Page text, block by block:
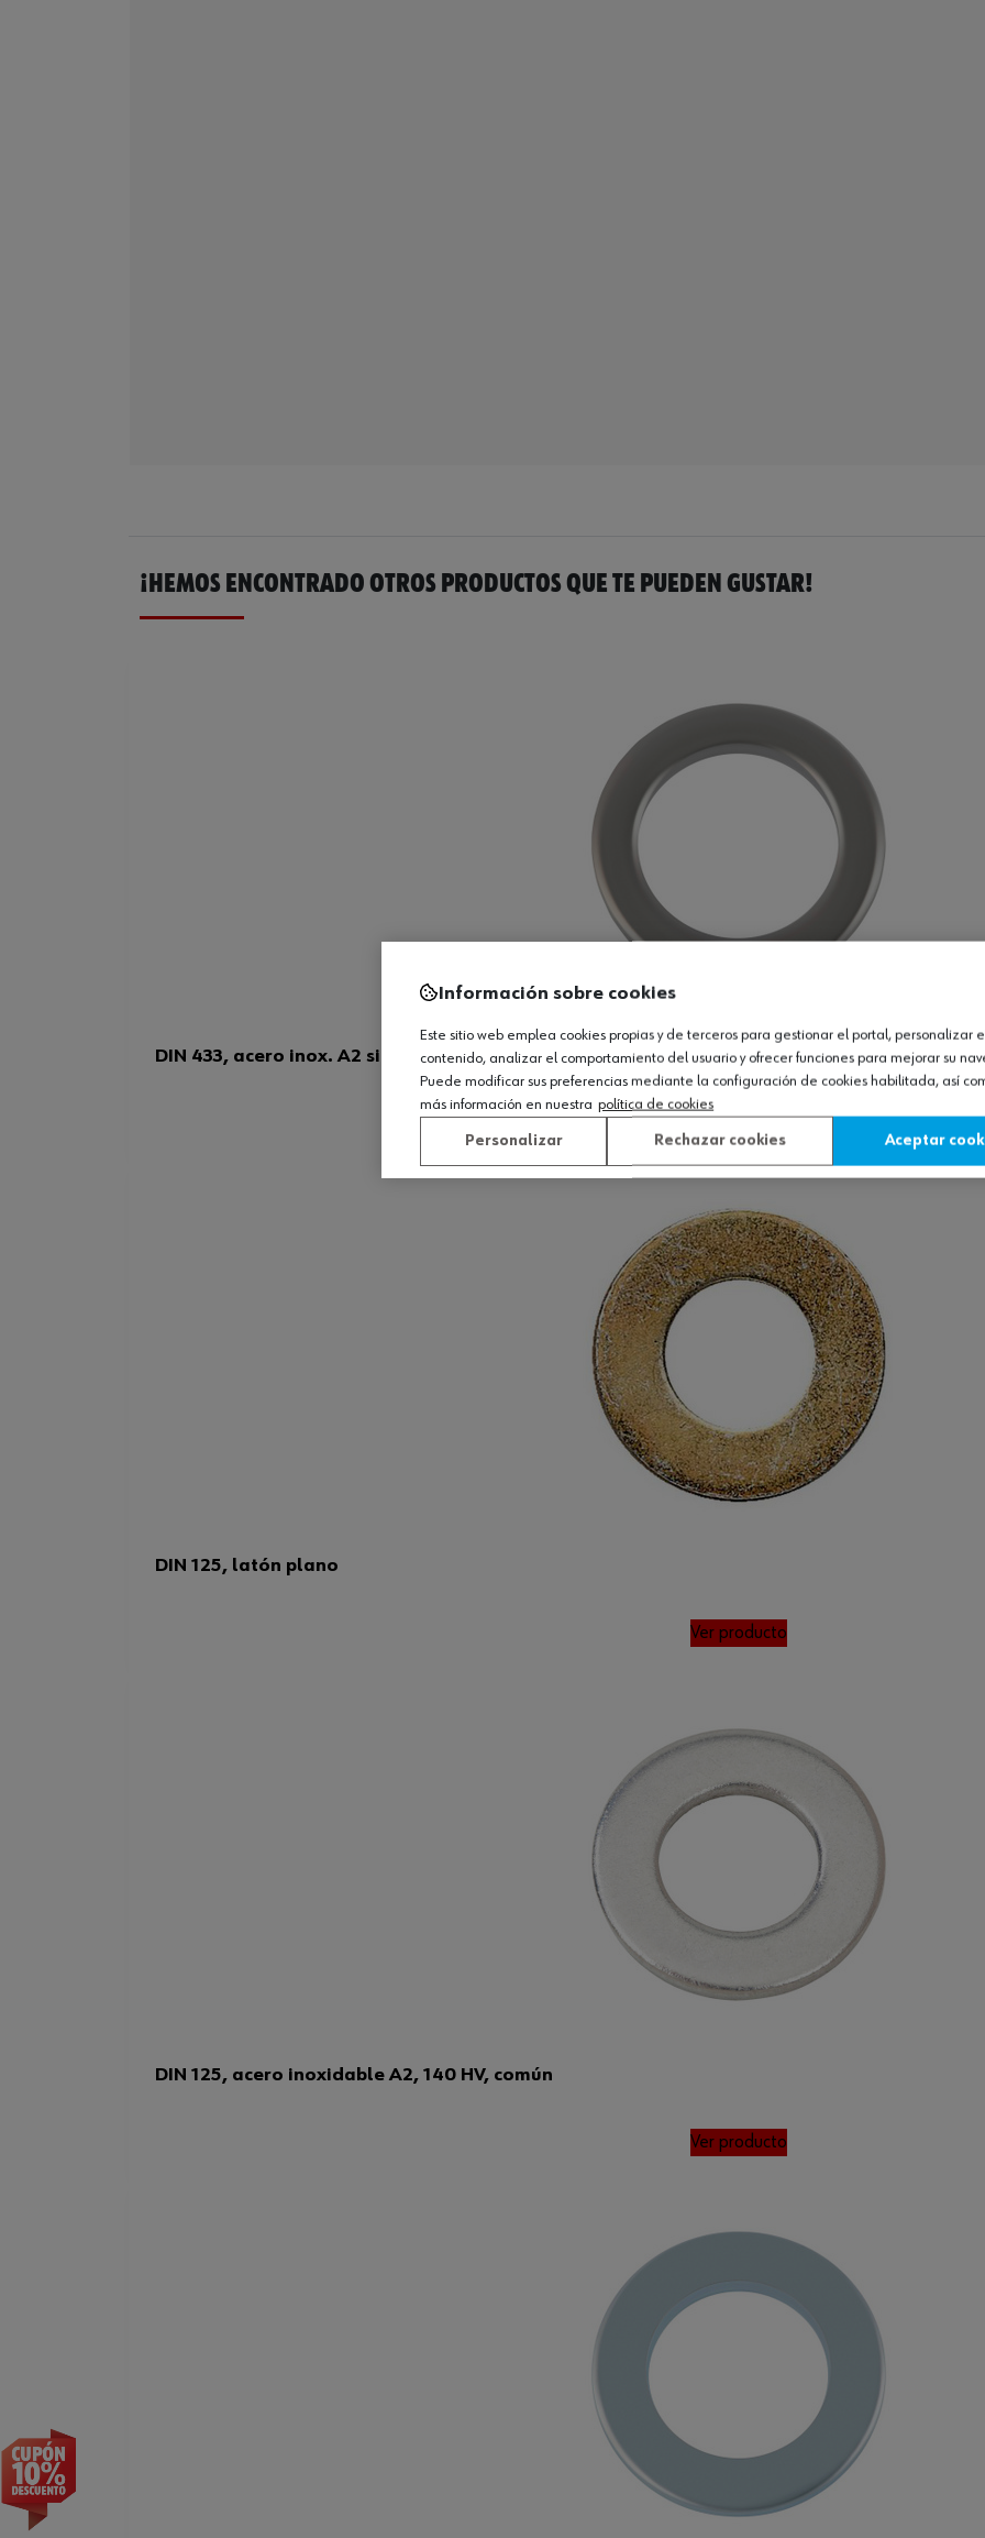
¡HEMOS ENCONTRADO OTROS PRODUCTOS QUE TE PUEDEN GUSTAR!
DIN 433, acero inox. A2 sin recubrimiento, 140 HV
Ver producto
DIN 125, latón plano
Ver producto
DIN 125, acero inoxidable A2, 140 HV, común
Ver producto
Información sobre cookies
Este sitio web emplea cookies propias y de terceros para gestionar el portal, personalizar
contenido, analizar el comportamiento del usuario y ofrecer funciones para mejorar su
Puede modificar sus preferencias mediante la configuración de cookies habilitada, así
más información en nuestra política de cookies
Personalizar Rechazar cookies Aceptar